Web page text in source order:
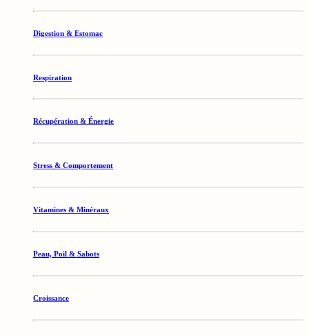
Digestion & Estomac
Respiration
Récupération & Énergie
Stress & Comportement
Vitamines & Minéraux
Peau, Poil & Sabots
Croissance